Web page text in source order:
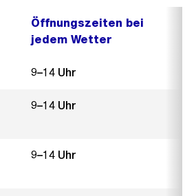
Öffnungszeiten bei
jedem Wetter
9–14 Uhr
9–14 Uhr
9–14 Uhr